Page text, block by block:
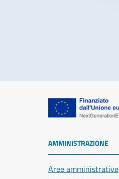
AMMINISTRAZIONE
Aree amministrative